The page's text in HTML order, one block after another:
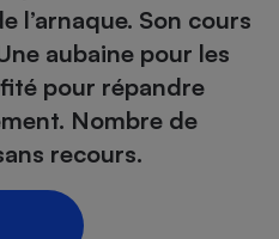
Son cours
aubaine pour les
pour répandre
Nombre de
recours.
Complément
alimentaire
Gros électroménager
Petit électroménager -
Internet
Téléphonie
Mutuelle